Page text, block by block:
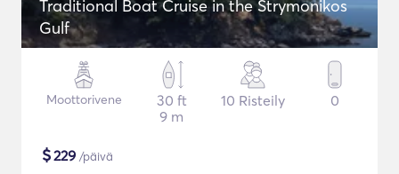
Traditional Boat Cruise in the Strymonikos
Gulf
Moottorivene
30 ft
9 m
10 Risteily 0
$229 /päivä